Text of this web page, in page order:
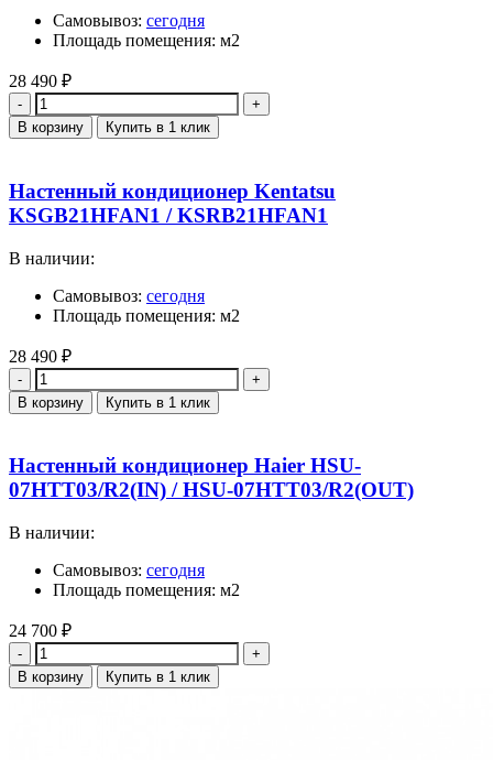
Самовывоз: сегодня
Площадь помещения: м2
28 490 ₽
Количество
В корзину Купить в 1 клик
Настенный кондиционер Kentatsu
KSGB21HFAN1 / KSRB21HFAN1
В наличии:
Самовывоз: сегодня
Площадь помещения: м2
28 490 ₽
Количество
В корзину Купить в 1 клик
Настенный кондиционер Haier HSU-
07HTT03/R2(IN) / HSU-07HTT03/R2(OUT)
В наличии:
Самовывоз: сегодня
Площадь помещения: м2
24 700 ₽
Количество
В корзину Купить в 1 клик